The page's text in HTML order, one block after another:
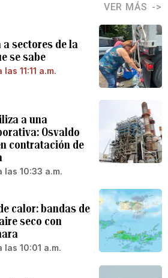
VER MÁS
sectores de la
se sabe
11:11 a.m.
a una
Osvaldo
contratación de
10:33 a.m.
calor: bandas de
seco con
10:01 a.m.